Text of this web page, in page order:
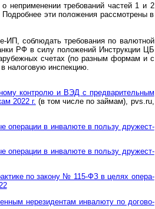
непри­ме­не­нии тре­бо­ва­ний частей 1 и 2
эти поло­жения рас­смот­рены в
ИП, соблю­дать требо­вания по валют­ной
РФ в силу поло­жений Инст­рук­ции ЦБ
счетах (по разным формам и с
инспекцию.
конт­ро­лю и ВЭД с пред­ва­ри­тель­ным
2022 г. (в том числе по займам), pvs.ru,
опе­ра­ции в ин­ва­лю­те в поль­зу дру­же­ст­
опе­ра­ции в ин­ва­лю­те в поль­зу дру­же­ст­
по за­ко­ну № 115-ФЗ в це­лях опе­ра­
не­ре­зи­ден­там ин­ва­лю­ту по до­го­во­